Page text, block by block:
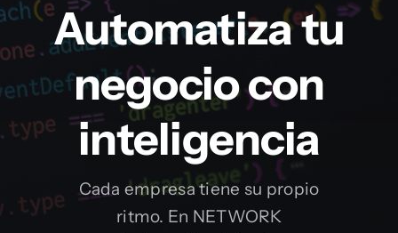
Automatiza tu
negocio con
inteligencia
Cada empresa tiene su propio
ritmo. En NETWORK